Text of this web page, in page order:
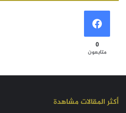
0
متابعون
أكثر المقالات مشاهدة